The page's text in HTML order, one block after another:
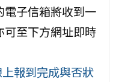
子信箱將收到一
至下方網址即時
報到完成與否狀